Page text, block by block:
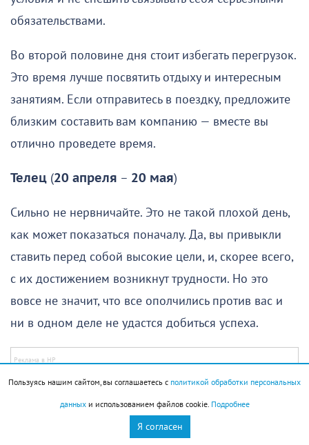
обязательствами.
Во второй половине дня стоит избегать перегрузок.
Это время лучше посвятить отдыху и интересным
занятиям. Если отправитесь в поездку, предложите
близким составить вам компанию — вместе вы
отлично проведете время.
Телец (20 апреля – 20 мая)
Сильно не нервничайте. Это не такой плохой день,
как может показаться поначалу. Да, вы привыкли
ставить перед собой высокие цели, и, скорее всего,
с их достижением возникнут трудности. Но это
вовсе не значит, что все ополчились против вас и
ни в одном деле не удастся добиться успеха.
Решение многих вопросов потребует от вас усилий,
и, скорее всего, придется прибегнуть к
нестандартным методам. Если вы следуете примеру
Пользуясь нашим сайтом, вы соглашаетесь с политикой обработки персональных
данныхи использованием файлов cookie. Подробнее
Я согласен